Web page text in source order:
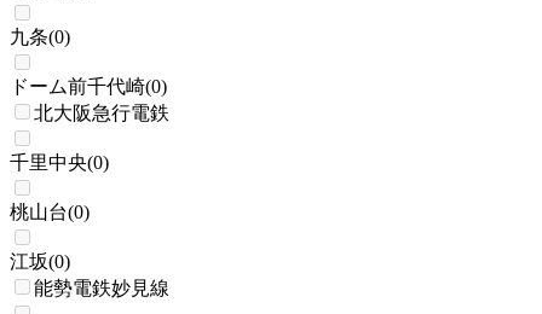
九条(0)
ドーム前千代崎(0)
北大阪急行電鉄
千里中央(0)
桃山台(0)
江坂(0)
能勢電鉄妙見線